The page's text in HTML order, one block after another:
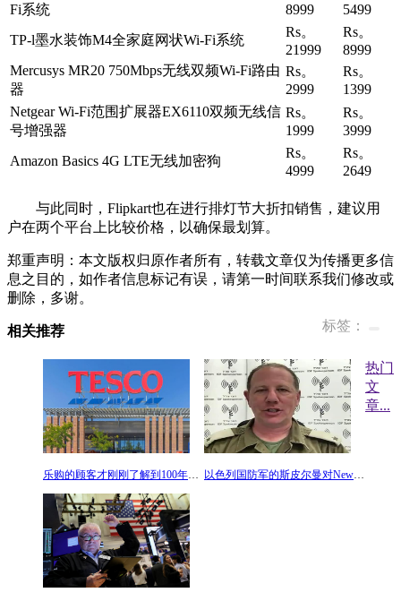
Fi系统
8999
5499
TP-l墨水装饰M4全家庭网状Wi-Fi系统
Rs。
21999
Rs。
8999
Mercusys MR20 750Mbps无线双频Wi-Fi路由
器
Rs。
2999
Rs。
1399
Netgear Wi-Fi范围扩展器EX6110双频无线信
号增强器
Rs。
1999
Rs。
3999
Amazon Basics 4G LTE无线加密狗
Rs。
4999
Rs。
2649
与此同时，Flipkart也在进行排灯节大折扣销售，建议用
户在两个平台上比较价格，以确保最划算。
郑重声明：本文版权归原作者所有，转载文章仅为传播更多信
息之目的，如作者信息标记有误，请第一时间联系我们修改或
删除，多谢。
标签：
相关推荐
乐购的顾客才刚刚了解到100年前品牌名称背后的真正含 以色列国防军的斯皮尔曼对Newsmax说：加沙边境的入侵
热门
文
章...